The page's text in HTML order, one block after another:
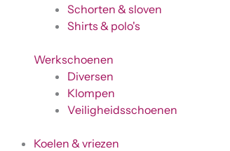
Schorten & sloven
Shirts & polo's
Werkschoenen
Diversen
Klompen
Veiligheidsschoenen
Koelen & vriezen